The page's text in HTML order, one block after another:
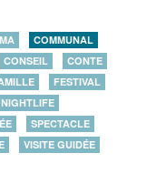
COMMUNAL
CONSEIL
CONTE
FESTIVAL
NIGHTLIFE
SPECTACLE
VISITE GUIDÉE